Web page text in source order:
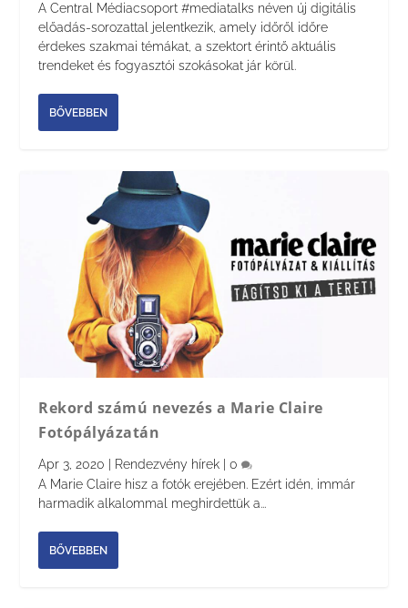
A Central Médiacsoport #mediatalks néven új digitális
előadás-sorozattal jelentkezik, amely időről időre
érdekes szakmai témákat, a szektort érintő aktuális
trendeket és fogyasztói szokásokat jár körül.
BŐVEBBEN
Rekord számú nevezés a Marie Claire
Fotópályázatán
Apr 3, 2020 Rendezvény hírek |0
A Marie Claire hisz a fotók erejében. Ezért idén, immár
harmadik alkalommal meghirdettük a...
BŐVEBBEN